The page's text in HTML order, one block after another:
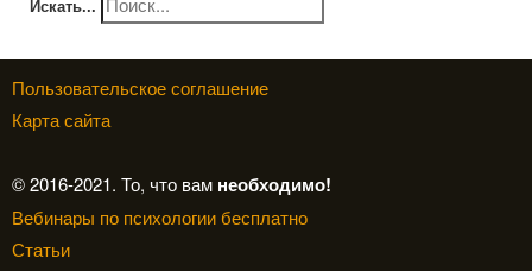
Искать...
Пользовательское соглашение
Карта сайта
© 2016-2021. То, что вам необходимо!
Вебинары по психологии бесплатно
Статьи